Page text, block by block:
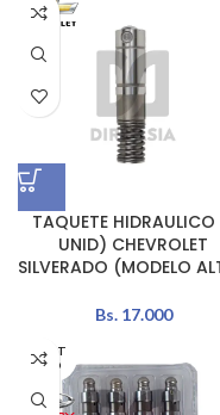
TAQUETE HIDRAULICO
UNID) CHEVROLET
SILVERADO (MODELO
Bs.17.000
AGOT
ADO